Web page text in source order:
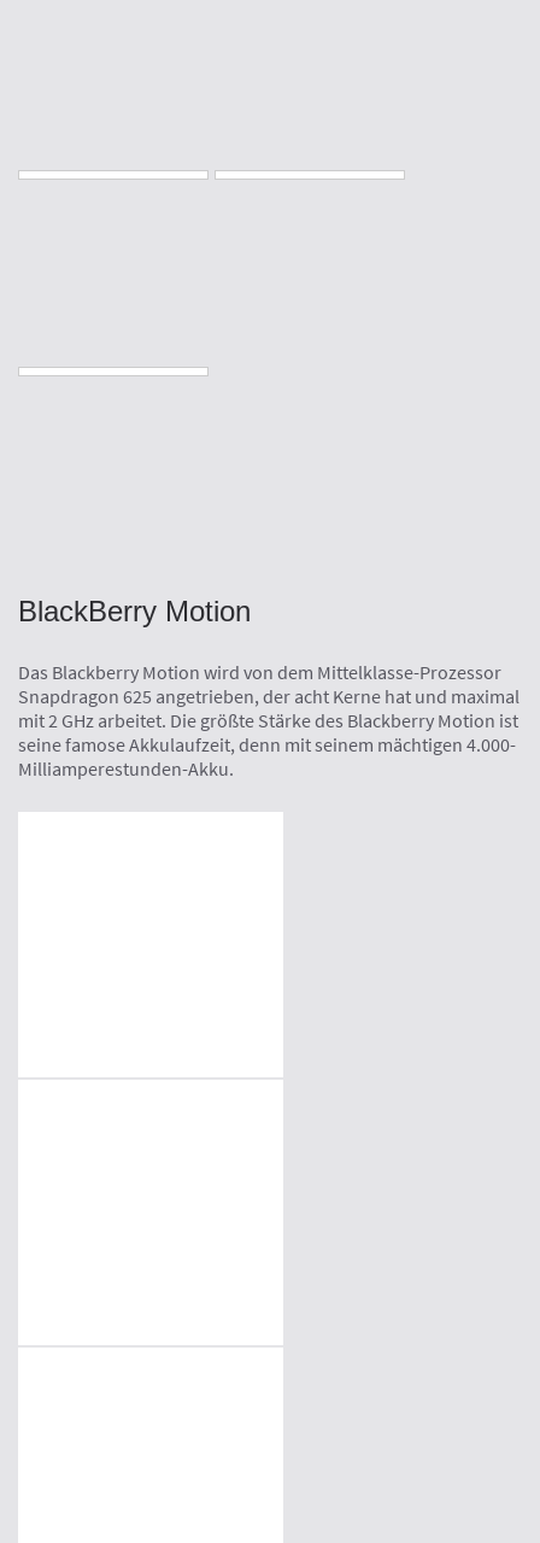
BlackBerry Motion
Das Blackberry Motion wird von dem Mittelklasse-Prozessor
Snapdragon 625 angetrieben, der acht Kerne hat und maximal
mit 2 GHz arbeitet. Die größte Stärke des Blackberry Motion ist
seine famose Akkulaufzeit, denn mit seinem mächtigen 4.000-
Milliamperestunden-Akku.